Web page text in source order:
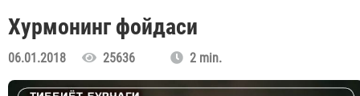
Хурмонинг фойдаси
06.01.2018 25636 2 min.